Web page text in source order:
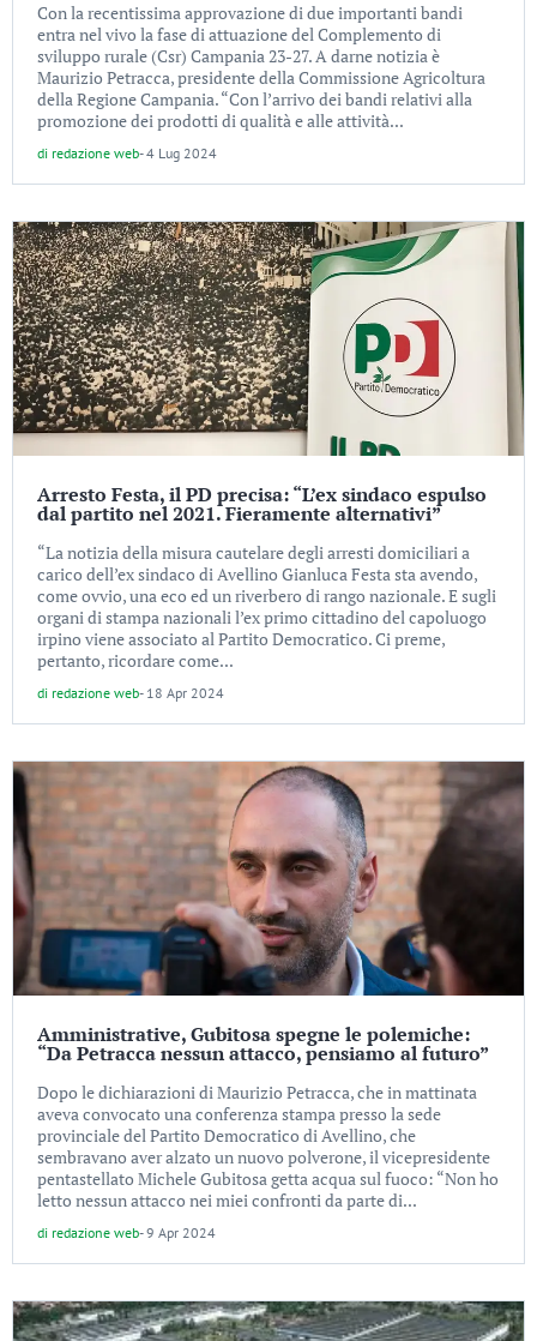
Con la recentissima approvazione di due importanti bandi
entra nel vivo la fase di attuazione del Complemento di
sviluppo rurale (Csr) Campania 23-27. A darne notizia è
Maurizio Petracca, presidente della Commissione Agricoltura
della Regione Campania. “Con l’arrivo dei bandi relativi alla
promozione dei prodotti di qualità e alle attività...
di redazione web-4 Lug 2024
Arresto Festa, il PD precisa: “L’ex sindaco espulso
dal partito nel 2021. Fieramente alternativi”
“La notizia della misura cautelare degli arresti domiciliari a
carico dell’ex sindaco di Avellino Gianluca Festa sta avendo,
come ovvio, una eco ed un riverbero di rango nazionale. E sugli
organi di stampa nazionali l’ex primo cittadino del capoluogo
irpino viene associato al Partito Democratico. Ci preme,
pertanto, ricordare come...
di redazione web- 18 Apr 2024
Amministrative, Gubitosa spegne le polemiche:
“Da Petracca nessun attacco, pensiamo al futuro”
Dopo le dichiarazioni di Maurizio Petracca, che in mattinata
aveva convocato una conferenza stampa presso la sede
provinciale del Partito Democratico di Avellino, che
sembravano aver alzato un nuovo polverone, il vicepresidente
pentastellato Michele Gubitosa getta acqua sul fuoco: “Non ho
letto nessun attacco nei miei confronti da parte di...
di redazione web-9 Apr 2024